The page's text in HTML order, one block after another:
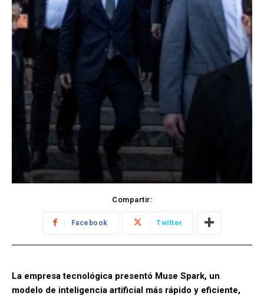
Compartir:
Facebook Twitter
La empresa tecnológica presentó Muse Spark, un
modelo de inteligencia artificial más rápido y eficiente,